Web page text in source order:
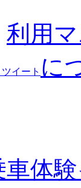
利用
に
体